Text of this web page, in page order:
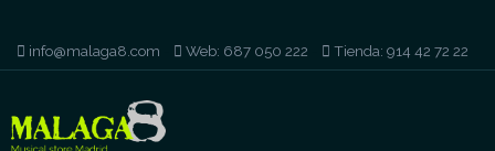
info@malaga8.com Web: 687 050 222 Tienda: 914 42 72 22